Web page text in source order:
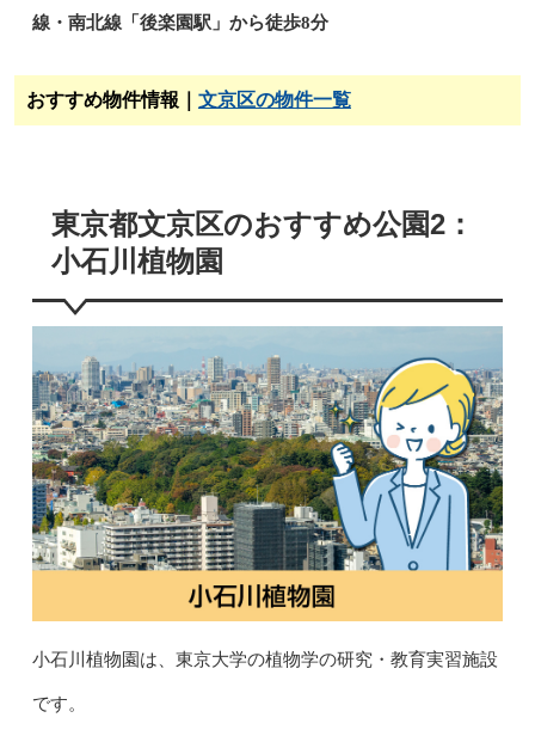
線・南北線「後楽園駅」から徒歩8分
おすすめ物件情報｜ 文京区の物件一覧
東京都文京区のおすすめ公園2：
小石川植物園
小石川植物園は、東京大学の植物学の研究・教育実習施設
です。